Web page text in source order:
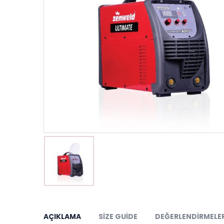
AÇIKLAMA SIZE GUIDE